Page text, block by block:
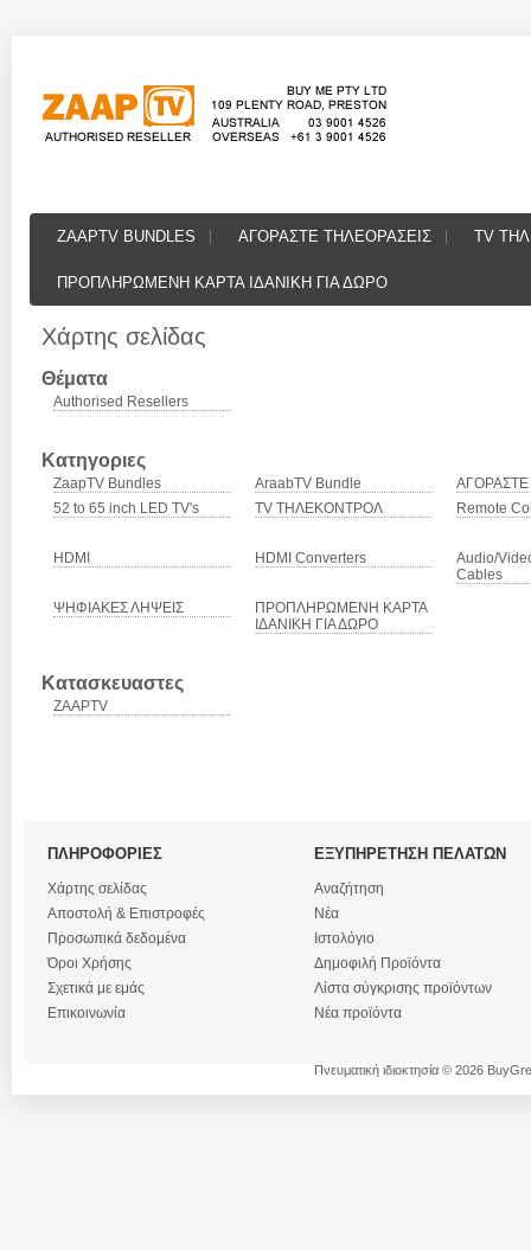
ZAAPTV BUNDLES ΑΓΟΡΑΣΤΕ ΤΗΛΕΟΡΑΣΕΙΣ TV
ΠΡΟΠΛΗΡΩΜΕΝΗ ΚΑΡΤΑ ΙΔΑΝΙΚΗ ΓΙΑ ΔΩΡΟ
Χάρτης σελίδας
Θέματα
Authorised Resellers
Κατηγοριες
ZaapTV Bundles AraabTV Bundle
ΑΓΟΡΑΣΤΕ
52 to 65 inch LED TV's
TV ΤΗΛΕΚΟΝΤΡΟΛ Remote
HDMI HDMI Converters
Audio/
Cables
ΨΗΦΙΑΚΕΣ ΛΗΨΕΙΣ
ΠΡΟΠΛΗΡΩΜΕΝΗ ΚΑΡΤΑ
ΙΔΑΝΙΚΗ ΓΙΑ ΔΩΡΟ
Κατασκευαστες
ZAAPTV
ΠΛΗΡΟΦΟΡΙΕΣ
Χάρτης σελίδας
Αποστολή & Επιστροφές
Προσωπικά δεδομένα
Όροι Χρήσης
Σχετικά με εμάς
Επικοινωνία
ΕΞΥΠΗΡΕΤΗΣΗ ΠΕΛΑΤΩΝ
Αναζήτηση
Νέα
Ιστολόγιο
Δημοφιλή Προϊόντα
Λίστα σύγκρισης προϊόντων
Νέα προϊόντα
Πνευματική ιδιοκτησία © 2026